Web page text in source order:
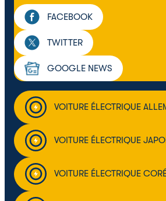
FACEBOOK
TWITTER
GOOGLE NEWS
VOITURE ÉLECTRIQUE
VOITURE ÉLECTRIQUE
VOITURE ÉLECTRIQUE